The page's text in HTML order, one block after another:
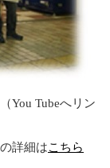
You Tubeへリン
詳細はこちら